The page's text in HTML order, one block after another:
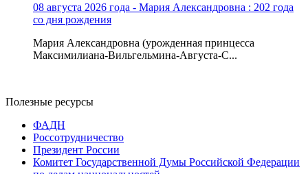
08 августа 2026 года - Мария Александровна : 202 года
со дня рождения
Мария Александровна (урожденная принцесса
Максимилиана-Вильгельмина-Августа-С...
Полезные ресурсы
ФАДН
Россотрудничество
Президент России
Комитет Государственной Думы Российской Федерации